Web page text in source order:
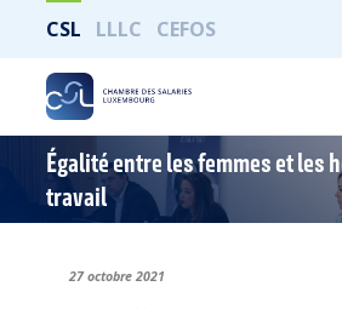
CSL LLLC CEFOS
Égalité entre les femmes et les
travail
27 octobre 2021